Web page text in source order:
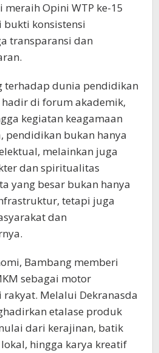
Opini WTP ke-15
bukti konsistensi
transparansi dan
terhadap dunia pendidikan
di forum akademik,
kegiatan keagamaan
pendidikan bukan hanya
melainkan juga
dan spiritualitas
yang besar bukan hanya
tetapi juga
dan
Bambang memberi
sebagai motor
rakyat. Melalui Dekranasda
etalase produk
dari kerajinan, batik
hingga karya kreatif